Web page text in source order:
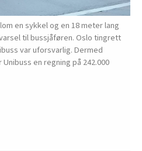
en sykkel og en 18 meter lang
til bussjåføren. Oslo tingrett
var uforsvarlig. Dermed
en regning på 242.000